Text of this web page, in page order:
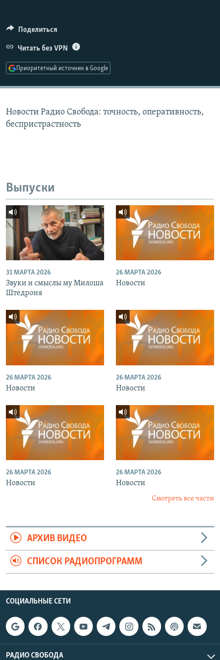
ПОДПИШИТЕСЬ НА РАССЫЛКУ
СОЦИАЛЬНЫЕ СЕТИ
Поделиться
Читать без VPN
Приоритетный источник в Google
Новости Радио Свобода: точность, оперативность,
беспристрастность
Выпуски
31 МАРТА 2026
Звуки и смыслы му Милоша
Штедроня
26 МАРТА 2026
Новости
26 МАРТА 2026
Новости
26 МАРТА 2026
Новости
26 МАРТА 2026
Новости
26 МАРТА 2026
Новости
Смотреть все части
АРХИВ ВИДЕО
СПИСОК РАДИОПРОГРАММ
СОЦИАЛЬНЫЕ СЕТИ
РАДИО СВОБОДА